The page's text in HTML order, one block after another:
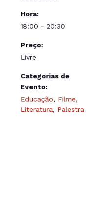
Hora:
18:00 - 20:30
Preço:
Livre
Categorias de
Evento:
Educação, Filme,
Literatura, Palestra